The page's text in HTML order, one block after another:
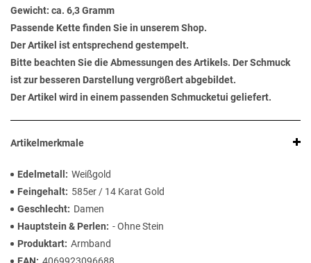
Gewicht: ca. 6,3 Gramm
Passende Kette finden Sie in unserem Shop.
Der Artikel ist entsprechend gestempelt.
Bitte beachten Sie die Abmessungen des Artikels. Der Schmuck
ist zur besseren Darstellung vergrößert abgebildet.
Der Artikel wird in einem passenden Schmucketui geliefert.
Artikelmerkmale
Edelmetall
Weißgold
Feingehalt
585er / 14 Karat Gold
Geschlecht
Damen
Hauptstein & Perlen
- Ohne Stein
Produktart Armband